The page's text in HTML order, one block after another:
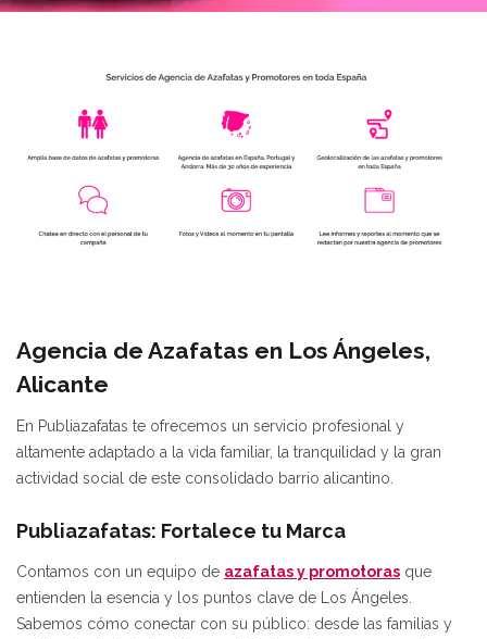
Agencia de Azafatas en Los Ángeles,
Alicante
En Publiazafatas te ofrecemos un servicio profesional y
altamente adaptado a la vida familiar, la tranquilidad y la gran
actividad social de este consolidado barrio alicantino.
Publiazafatas: Fortalece tu Marca
Contamos con un equipo de azafatas y promotoras que
entienden la esencia y los puntos clave de Los Ángeles.
Sabemos cómo conectar con su público: desde las familias y